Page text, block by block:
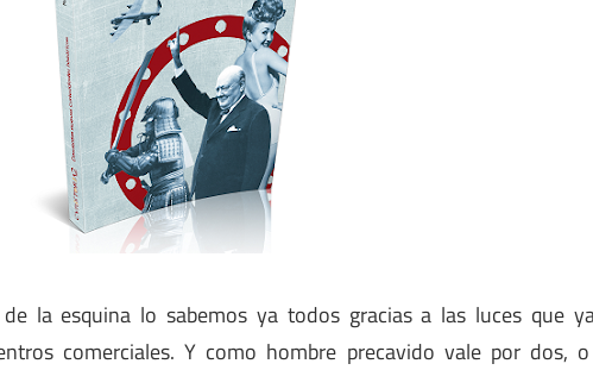
la esquina lo sabemos ya todos gracias a las luces que
comerciales. Y como hombre precavido vale por dos,